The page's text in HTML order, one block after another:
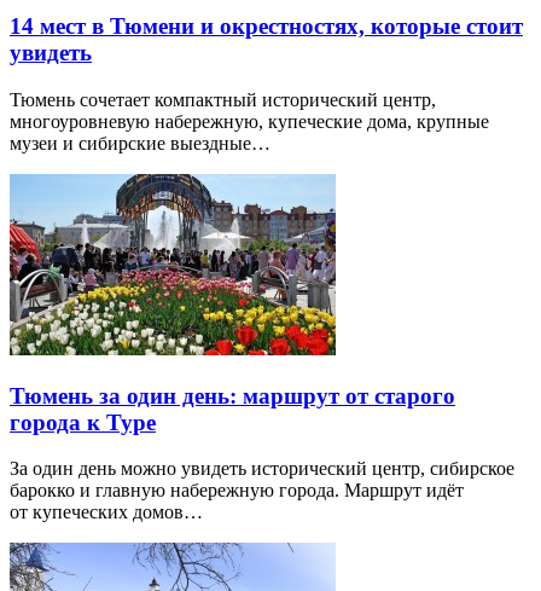
14 мест в Тюмени и окрестностях, которые стоит
увидеть
Тюмень сочетает компактный исторический центр,
многоуровневую набережную, купеческие дома, крупные
музеи и сибирские выездные…
Тюмень за один день: маршрут от старого
города к Туре
За один день можно увидеть исторический центр, сибирское
барокко и главную набережную города. Маршрут идёт
от купеческих домов…